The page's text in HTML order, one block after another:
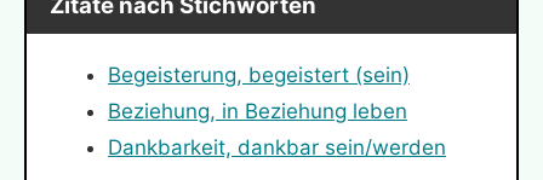
Bloch, Ernst
Bodelschwingh, Friedrich von
Bonhoeffer, Dietrich
Buber, Martin
Begeisterung, begeistert (sein)
Beziehung, in Beziehung leben
Dankbarkeit, dankbar sein/werden